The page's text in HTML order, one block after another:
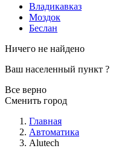
Владикавказ
Моздок
Беслан
Ничего не найдено
Ваш населенный пункт ?
Все верно
Сменить город
Главная
Автоматика
Alutech